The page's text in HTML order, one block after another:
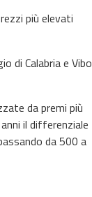
più elevati
di Calabria e Vibo
da premi più
il differenziale
da 500 a